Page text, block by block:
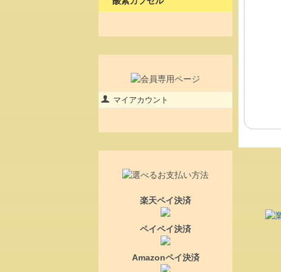
マイアカウント
楽天ペイ決済
ペイペイ決済
Amazonペイ決済